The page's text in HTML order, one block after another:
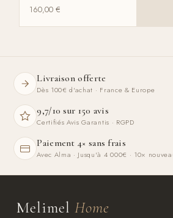
160,00€
Livraison offerte
Dès 100€ d'achat · France & Europe
9,7/10 sur 150 avis
Certifiés Avis Garantis · RGPD
Paiement 4× sans frais
Avec Alma · Jusqu'à 4 000€ · 10×
Melimel Home